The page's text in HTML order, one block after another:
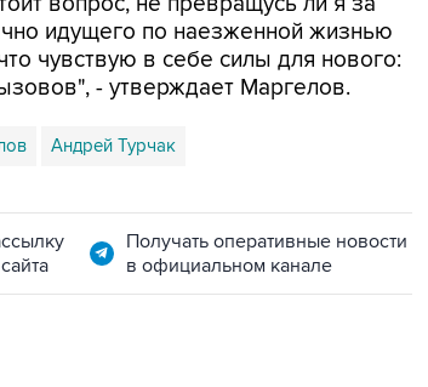
идущего по наезженной жизнью
чувствую в себе силы для нового:
- утверждает Маргелов.
Андрей Турчак
Получать оперативные новости
в официальном канале